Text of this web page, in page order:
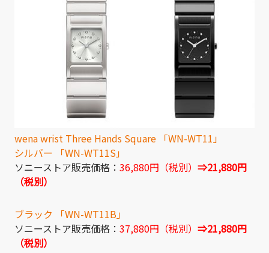
wena wrist Three Hands Square 「WN-WT11」
シルバー 「WN-WT11S」
ソニーストア販売価格： 36,880円（税別） ⇒21,880円
（税別）
ブラック 「WN-WT11B」
ソニーストア販売価格： 37,880円（税別） ⇒21,880円
（税別）